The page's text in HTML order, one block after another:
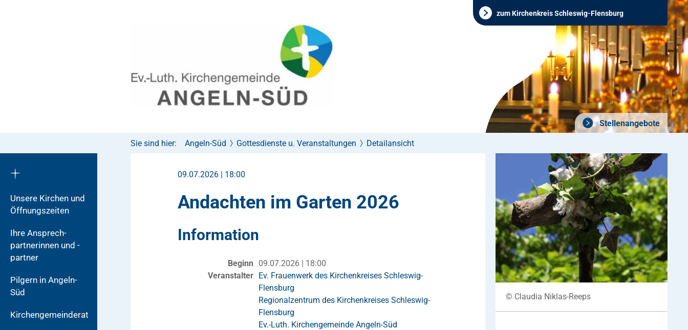
zum Kirchenkreis Schleswig-Flensburg
Stellenangebote
Unsere Kirchen und
Öffnungszeiten
Ihre Ansprech-
partnerinnen und -
partner
Pilgern in Angeln-
Süd
Kirchengemeinderat
Sie sind hier: Angeln-Süd Gottesdienste u. Veranstaltungen Detailansicht
09.07.2026 | 18:00
Andachten im Garten 2026
Information
Beginn
09.07.2026 | 18:00
Veranstalter Ev. Frauenwerk des Kirchenkreises Schleswig-
Flensburg
Regionalzentrum des Kirchenkreises Schleswig-
Flensburg
Ev.-Luth. Kirchengemeinde Angeln-Süd
© Claudia Niklas-Reeps